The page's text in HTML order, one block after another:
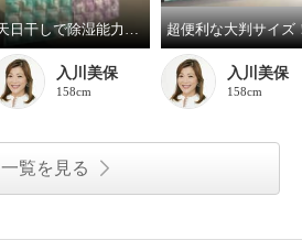
天日干しで除湿能力が再生！
入川美保
158cm
超便利な大判サイズ
入川美保
158cm
一覧を見る